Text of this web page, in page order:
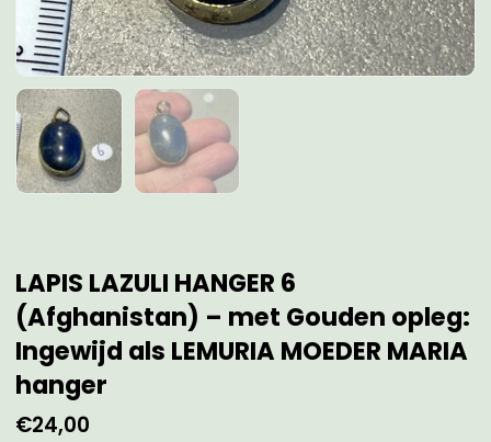
LAPIS LAZULI HANGER 6
(Afghanistan) – met Gouden opleg:
Ingewijd als LEMURIA MOEDER MARIA
hanger
€24,00